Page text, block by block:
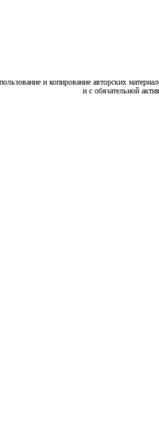
и копирование авторских
и с обязательной